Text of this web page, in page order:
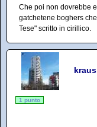
Che poi non dovrebbe
gatchetene boghers
Tese" scritto in cirillico.
kraus
1 punto